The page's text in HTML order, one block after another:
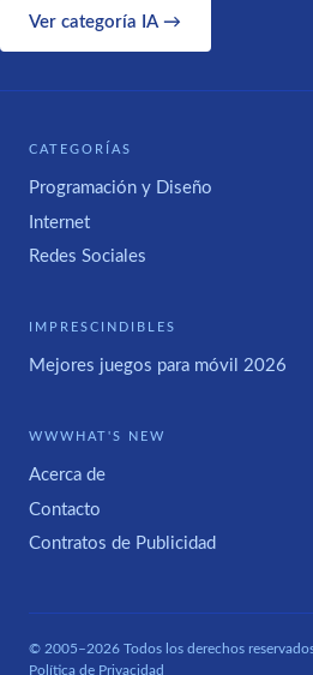
Ver categoría IA →
CATEGORÍAS
Programación y Diseño
Internet
Redes Sociales
IMPRESCINDIBLES
Mejores juegos para móvil 2026
WWWHAT'S NEW
Acerca de
Contacto
Contratos de Publicidad
© 2005–2026 Todos los derechos reservados
Política de Privacidad